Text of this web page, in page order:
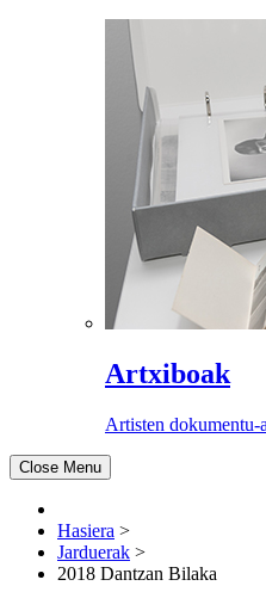
Artxiboak
Artisten dokumentu-
Close Menu
Hasiera >
Jarduerak >
2018 Dantzan Bilaka